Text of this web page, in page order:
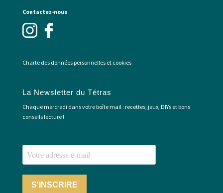
Contactez-nous
Charte des données personnelles et cookies
La Newsletter du Tétras
Chaque mercredi dans votre boîte mail : recettes, jeux, DIYs et bons
conseils lecture !
S'INSCRIRE